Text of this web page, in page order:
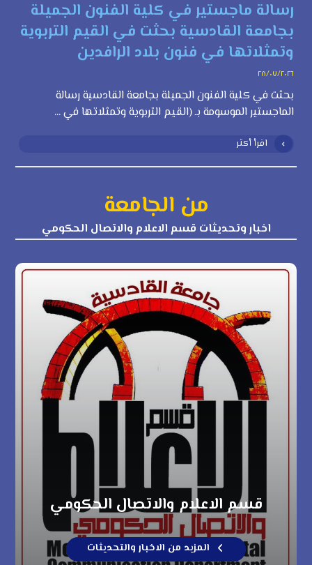
رسالة ماجستير في كلية الفنون الجميلة
بجامعة القادسية بحثت في القيم التربوية
وتمثلاتها في فنون بلاد الرافدين
٢٨/٠٧/٢٠٢٦
بحثت في كلية الفنون الجميلة بجامعة القادسية رسالة
الماجستير الموسومة بـ (القيم التربوية وتمثلاتها في ...
اقرأ أكثر
من الجامعة
اخبار وتحديثات قسم الاعلام والاتصال الحكومي
قسم الاعلام والاتصال الحكومي
المزيد من الاخبار والتحديثات